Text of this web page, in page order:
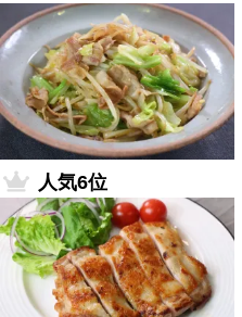
人気6位